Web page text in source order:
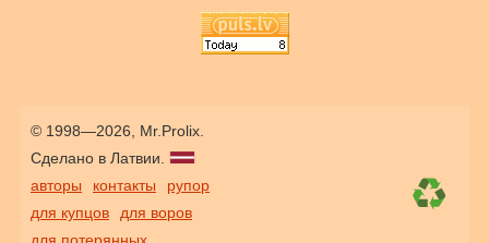
© 1998—2026, Mr.Prolix.
Сделано в Латвии.
авторы
контакты
рупор
для купцов
для воров